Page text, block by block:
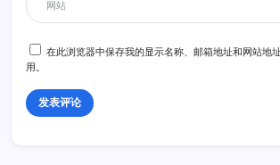
在此浏览器中保存我的显示名称、邮箱地址和网站地
用。